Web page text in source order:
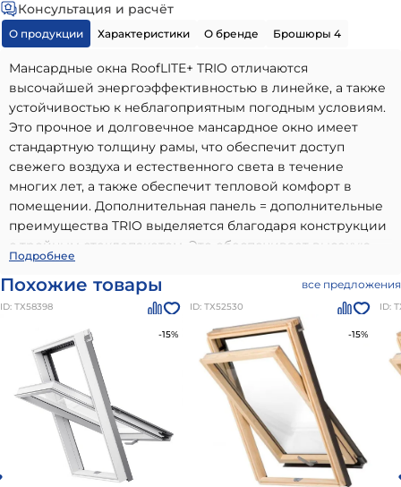
Консультация и расчёт
О продукции Характеристики О бренде Брошюры 4
Мансардные окна RoofLITE+ TRIO отличаются
высочайшей энергоэффективностью в линейке, а также
устойчивостью к неблагоприятным погодным условиям.
Это прочное и долговечное мансардное окно имеет
стандартную толщину рамы, что обеспечит доступ
свежего воздуха и естественного света в течение
многих лет, а также обеспечит тепловой комфорт в
помещении. Дополнительная панель = дополнительные
преимущества TRIO выделяется благодаря конструкции
с тройным стеклопакетом. Это обеспечивает высокую
теплоизоляцию с Uw = 1,1 Вт/м²К, что примерно на 15 %
лучше, чем у двойного остекления.
RoofLITE AAY M8A B1500 PLUS 78х140см Окно
высококачественный вариант, идеально подходящий для
использования в частном малоэтажном строительстве.
Наши материалы бренда
Мансардные окна РуфЛАЙТ+
отличаются долговечностью, надежностью и
соответствием всем современным стандартам качества.
Преимущества: высокое качество от проверенного
производителя, соответствие стандартам и нормам,
долговечность и устойчивость к внешним воздействиям,
легкость в использовании и монтаже.RoofLITE AAY M8A
B1500 PLUS 78х140см Окно мансардное двухкамерное
Подробнее
Похожие товары все предложения
ID: ТХ58398
-15%
ID: ТХ52530
-15%
ID: